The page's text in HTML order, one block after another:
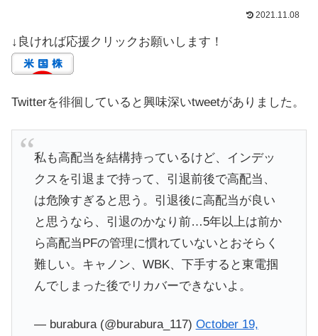
2021.11.08
↓良ければ応援クリックお願いします！
Twitterを徘徊していると興味深いtweetがありました。
私も高配当を結構持っているけど、インデッ
クスを引退まで持って、引退前後で高配当、
は危険すぎると思う。引退後に高配当が良い
と思うなら、引退のかなり前…5年以上は前か
ら高配当PFの管理に慣れていないとおそらく
難しい。キャノン、WBK、下手すると東電掴
んでしまった後でリカバーできないよ。
— burabura (@burabura_117) October 19,